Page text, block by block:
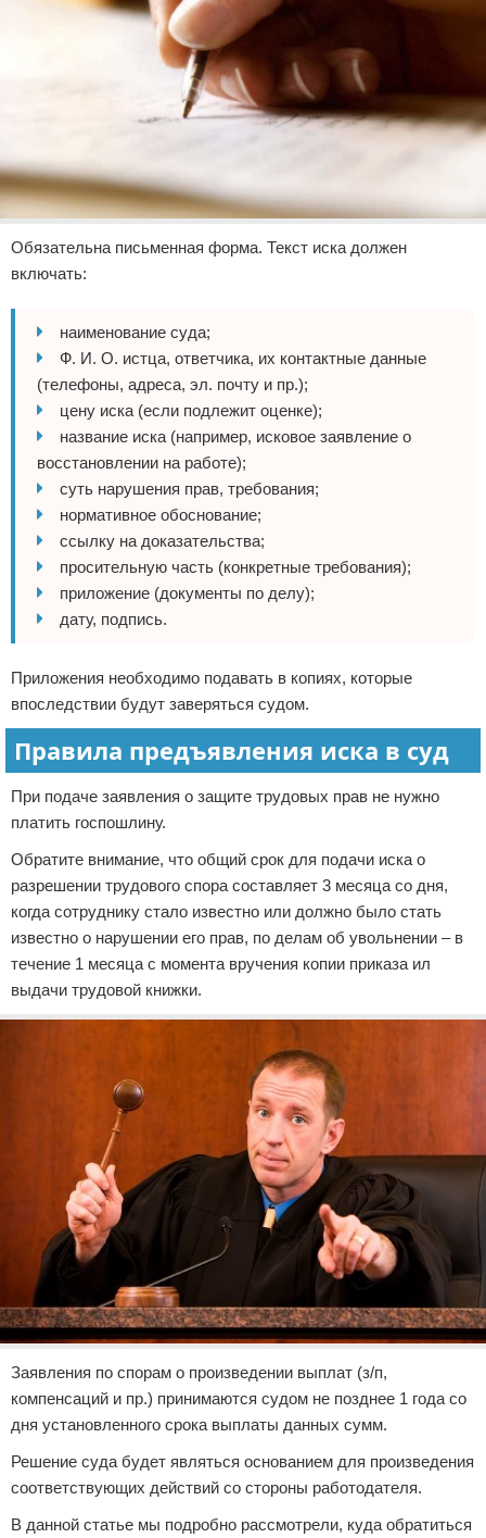
Обязательна письменная форма. Текст иска должен
включать:
наименование суда;
Ф. И. О. истца, ответчика, их контактные данные
(телефоны, адреса, эл. почту и пр.);
цену иска (если подлежит оценке);
название иска (например, исковое заявление о
восстановлении на работе);
суть нарушения прав, требования;
нормативное обоснование;
ссылку на доказательства;
просительную часть (конкретные требования);
приложение (документы по делу);
дату, подпись.
Приложения необходимо подавать в копиях, которые
впоследствии будут заверяться судом.
Правила предъявления иска в суд
При подаче заявления о защите трудовых прав не нужно
платить госпошлину.
Обратите внимание, что общий срок для подачи иска о
разрешении трудового спора составляет 3 месяца со дня,
когда сотруднику стало известно или должно было стать
известно о нарушении его прав, по делам об увольнении – в
течение 1 месяца с момента вручения копии приказа ил
выдачи трудовой книжки.
Заявления по спорам о произведении выплат (з/п,
компенсаций и пр.) принимаются судом не позднее 1 года со
дня установленного срока выплаты данных сумм.
Решение суда будет являться основанием для произведения
соответствующих действий со стороны работодателя.
В данной статье мы подробно рассмотрели, куда обратиться